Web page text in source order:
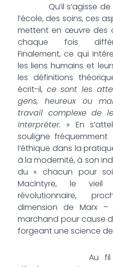
Qu’il s’agisse de
l’école, des soins, ces
mettent en œuvre des
chaque fois
Finalement, ce qui
les liens humains et
les définitions
écrit-il, ce sont les
gens, heureux ou
travail complexe de
interpréter. » En
souligne fréquemment
l’éthique dans la
à la modernité, à son
du « chacun pour
MacIntyre, le vieil
révolutionnaire,
dimension de Marx –
marchand pour cause
forgeant une science
Au fil des